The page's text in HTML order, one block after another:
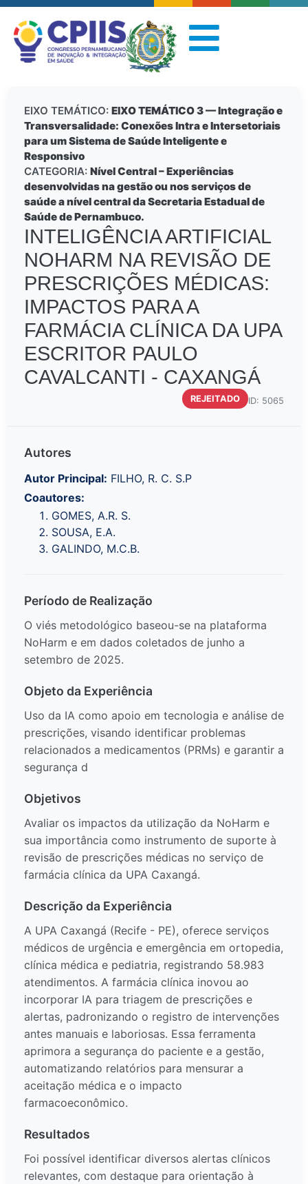
EIXO TEMÁTICO: EIXO TEMÁTICO 3 — Integração e
Transversalidade: Conexões Intra e Intersetoriais
para um Sistema de Saúde Inteligente e
Responsivo
CATEGORIA: Nível Central – Experiências
desenvolvidas na gestão ou nos serviços de
saúde a nível central da Secretaria Estadual de
Saúde de Pernambuco.
INTELIGÊNCIA ARTIFICIAL
NOHARM NA REVISÃO DE
PRESCRIÇÕES MÉDICAS:
IMPACTOS PARA A
FARMÁCIA CLÍNICA DA UPA
ESCRITOR PAULO
CAVALCANTI - CAXANGÁ
REJEITADO ID: 5065
Autores
Autor Principal: FILHO, R. C. S.P
Coautores:
GOMES, A.R. S.
SOUSA, E.A.
GALINDO, M.C.B.
Período de Realização
O viés metodológico baseou-se na plataforma
NoHarm e em dados coletados de junho a
setembro de 2025.
Objeto da Experiência
Uso da IA como apoio em tecnologia e análise de
prescrições, visando identificar problemas
relacionados a medicamentos (PRMs) e garantir a
segurança d
Objetivos
Avaliar os impactos da utilização da NoHarm e
sua importância como instrumento de suporte à
revisão de prescrições médicas no serviço de
farmácia clínica da UPA Caxangá.
Descrição da Experiência
A UPA Caxangá (Recife - PE), oferece serviços
médicos de urgência e emergência em ortopedia,
clínica médica e pediatria, registrando 58.983
atendimentos. A farmácia clínica inovou ao
incorporar IA para triagem de prescrições e
alertas, padronizando o registro de intervenções
antes manuais e laboriosas. Essa ferramenta
aprimora a segurança do paciente e a gestão,
automatizando relatórios para mensurar a
aceitação médica e o impacto
farmacoeconômico.
Resultados
Foi possível identificar diversos alertas clínicos
relevantes, com destaque para orientação à